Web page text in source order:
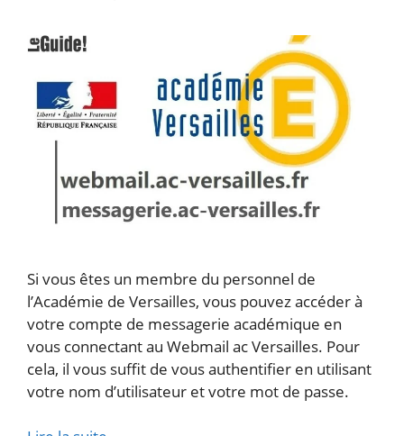
Si vous êtes un membre du personnel de
l’Académie de Versailles, vous pouvez accéder à
votre compte de messagerie académique en
vous connectant au Webmail ac Versailles. Pour
cela, il vous suffit de vous authentifier en utilisant
votre nom d’utilisateur et votre mot de passe.